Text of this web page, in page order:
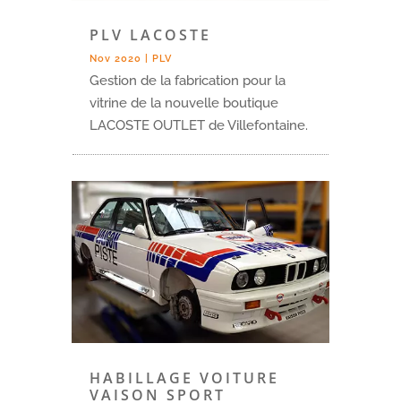
PLV LACOSTE
Nov 2020 PLV
Gestion de la fabrication pour la
vitrine de la nouvelle boutique
LACOSTE OUTLET de Villefontaine.
HABILLAGE VOITURE
VAISON SPORT